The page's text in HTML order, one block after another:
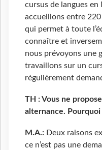
cursus de langues
accueillons entre
qui permet à toute
connaître et
nous prévoyons une
travaillons sur un
régulièrement
TH : Vous ne
alternance. Pourquoi
M.A.: Deux raisons
ce n’est pas une